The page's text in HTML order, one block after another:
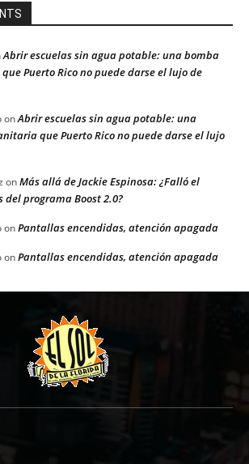
Abrir escuelas sin agua potable: una bomba
Puerto Rico no puede darse el lujo de
onAbrir escuelas sin agua potable: una
que Puerto Rico no puede darse el lujo
onMás allá de Jackie Espinosa: ¿Falló el
del programa Boost 2.0?
onPantallas encendidas, atención apagada
onPantallas encendidas, atención apagada